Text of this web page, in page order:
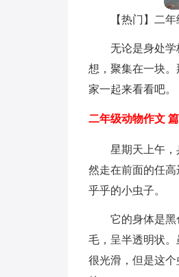
【热门】二
无论是身处
想，聚集在一块
家一起来看看吧。
二年级动物作文 篇
星期天上午
然走在前面的任
乎乎的小虫子。
它的身体是
毛，呈半透明状
很光滑，但是这